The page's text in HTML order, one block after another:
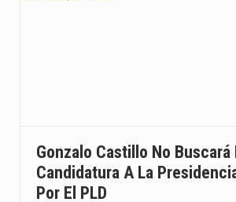
Gonzalo Castillo No Buscará
Candidatura A La
Por El PLD